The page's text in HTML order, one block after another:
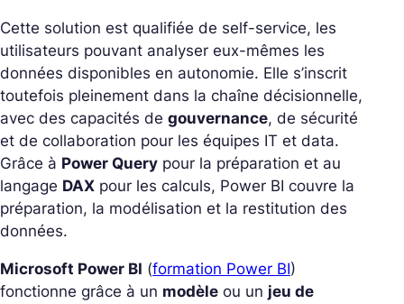
Cette solution est qualifiée de self-service, les
utilisateurs pouvant analyser eux-mêmes les
données disponibles en autonomie. Elle s’inscrit
toutefois pleinement dans la chaîne décisionnelle,
avec des capacités de gouvernance, de sécurité
et de collaboration pour les équipes IT et data.
Grâce à Power Query pour la préparation et au
langage DAX pour les calculs, Power BI couvre la
préparation, la modélisation et la restitution des
données.
Microsoft Power BI (formation Power BI)
fonctionne grâce à un modèle ou un jeu de